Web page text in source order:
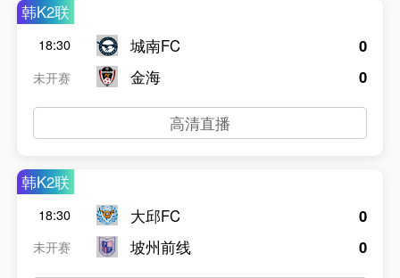
韩K2联
18:30
未开赛
城南FC
金海
0
0
高清直播
韩K2联
18:30
未开赛
大邱FC
坡州前线
0
0